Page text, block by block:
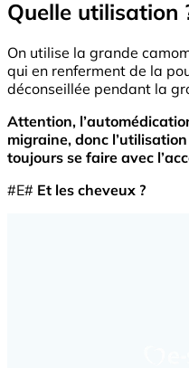
Quelle utilisation
On utilise la grande
qui en renferment de la
déconseillée pendant la
Attention,
migraine, donc
toujours se faire avec
#E# Et les cheveux ?